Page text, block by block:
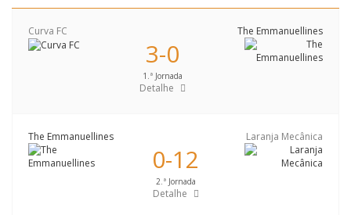
Curva FC The Emmanuellines
3-0
1.ª Jornada
Detalhe
The Emmanuellines Laranja Mecânica
0-12
2.ª Jornada
Detalhe